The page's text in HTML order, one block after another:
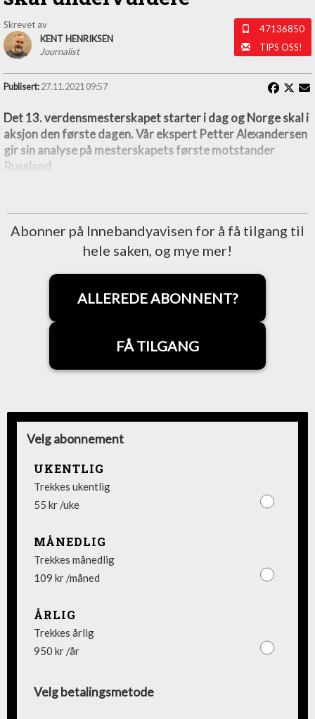
Skrevet av
KENT HENRIKSEN
Journalist
47136850
TIPS OSS!
Publisert: 27.11.2021 09:57
Det 13. verdensmesterskapet starter i dag og Norge skal i
aksjon den første dagen. Vår ekspert Petter Alexandersen
gir sin analyse på mesterskapets første motstander
Russland.
Abonner på Innebandyavisen for å få tilgang til
hele saken, og mye mer!
ALLEREDE ABONNENT?
FÅ TILGANG
Velg abonnement
UKENTLIG
Trekkes ukentlig
55 kr /uke
MÅNEDLIG
Trekkes månedlig
109 kr /måned
ÅRLIG
Trekkes årlig
950 kr /år
Velg betalingsmetode